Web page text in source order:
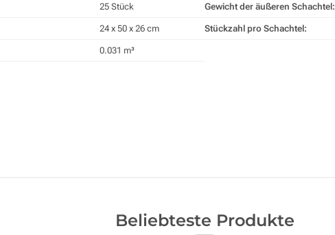
25 Stück
24 x 50 x 26 cm
0.031 m³
Gewicht der äußeren Schachtel:
Stückzahl pro Schachtel:
Beliebteste Produkte